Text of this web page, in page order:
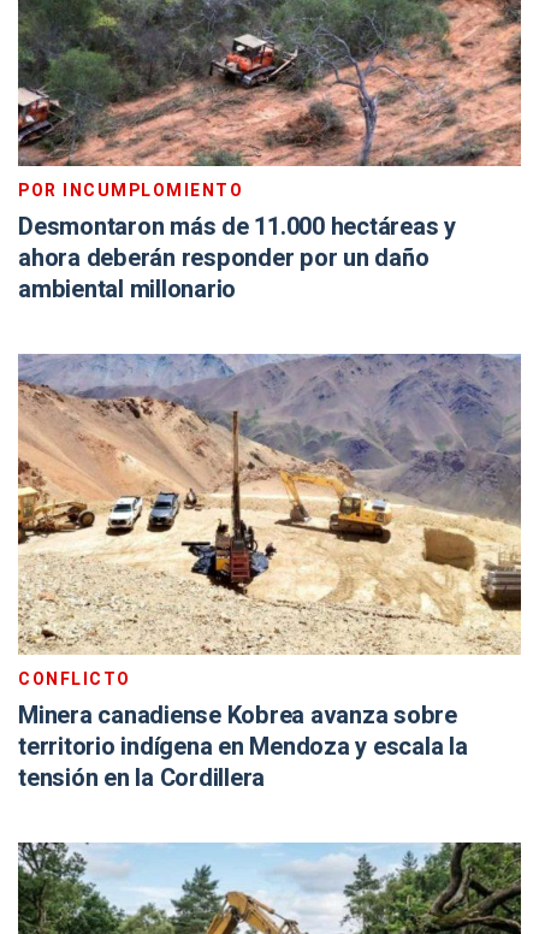
POR INCUMPLOMIENTO
Desmontaron más de 11.000 hectáreas y
ahora deberán responder por un daño
ambiental millonario
CONFLICTO
Minera canadiense Kobrea avanza sobre
territorio indígena en Mendoza y escala la
tensión en la Cordillera